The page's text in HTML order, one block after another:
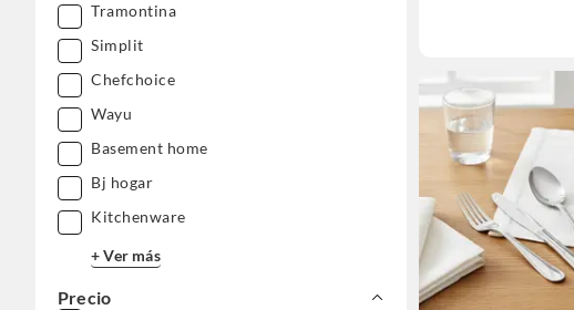
Tramontina
Simplit
Chefchoice
Wayu
Basement home
Bj hogar
Kitchenware
+ Ver más
Precio